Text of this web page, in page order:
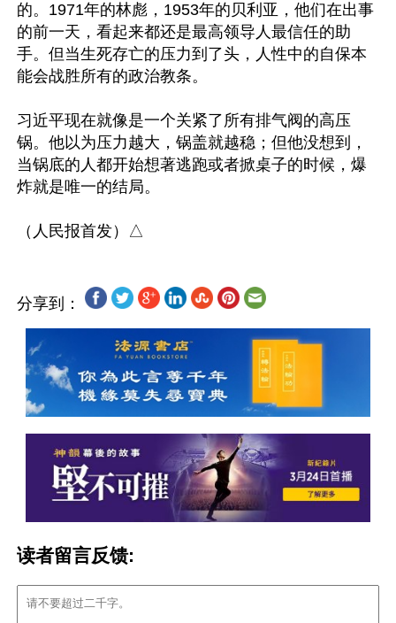
的。1971年的林彪，1953年的贝利亚，他们在出事
的前一天，看起来都还是最高领导人最信任的助
手。但当生死存亡的压力到了头，人性中的自保本
能会战胜所有的政治教条。
习近平现在就像是一个关紧了所有排气阀的高压
锅。他以为压力越大，锅盖就越稳；但他没想到，
当锅底的人都开始想著逃跑或者掀桌子的时候，爆
炸就是唯一的结局。
分享到：
读者留言反馈: